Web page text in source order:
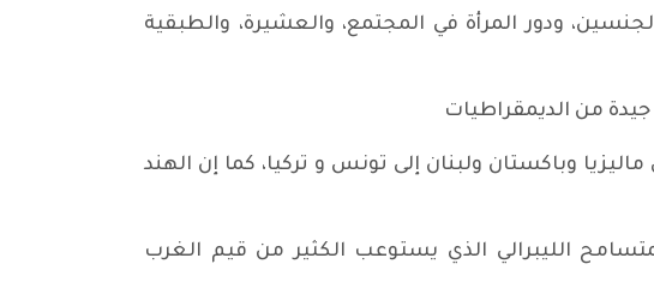
ودور المرأة في المجتمع، والعشيرة، والطبقية
من الديمقراطيات
وباكستان ولبنان إلى تونس و تركيا، كما إن الهند
الليبرالي الذي يستوعب الكثير من قيم الغرب